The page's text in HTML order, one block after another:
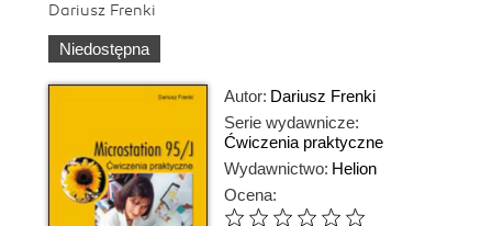
Dariusz Frenki
Niedostępna
Autor: Dariusz Frenki
Serie wydawnicze:
Ćwiczenia praktyczne
Wydawnictwo: Helion
Ocena: